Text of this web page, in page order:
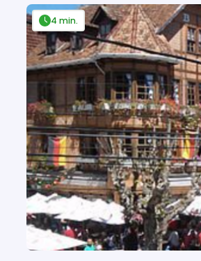
4 min.